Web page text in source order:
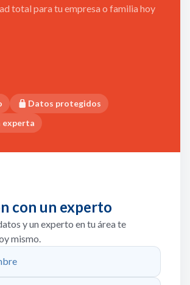
total para tu empresa o familia hoy
Datos protegidos
experta
con un experto
y un experto en tu área te
mismo.